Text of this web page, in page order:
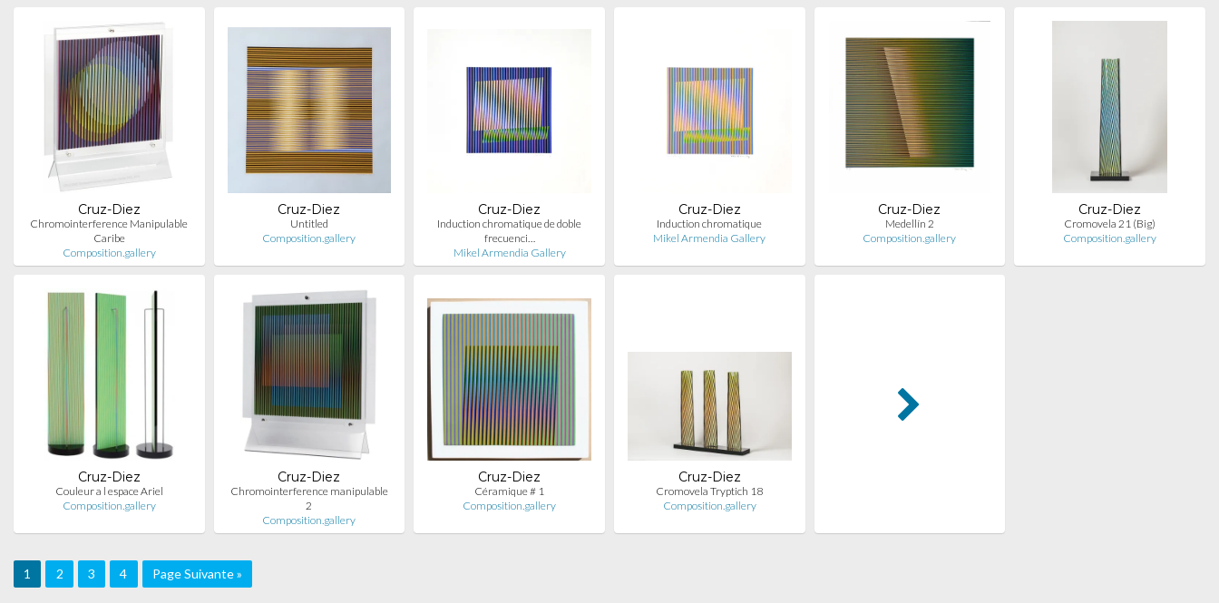
Cruz-Diez
Chromointerference Manipulable
Caribe
Composition.gallery
Cruz-Diez
Untitled
Composition.gallery
Cruz-Diez
Induction chromatique de doble
frecuenci…
Mikel Armendia Gallery
Cruz-Diez
Induction chromatique
Mikel Armendia Gallery
Cruz-Diez
Medellín 2
Composition.gallery
Cruz-Diez
Cromovela 21 (Big)
Composition.gallery
Cruz-Diez
Couleur a l espace Ariel
Composition.gallery
Cruz-Diez
Chromointerference manipulable
2
Composition.gallery
Cruz-Diez
Céramique # 1
Composition.gallery
Cruz-Diez
Cromovela Tryptich 18
Composition.gallery
1 2 3 4 Page Suivante »